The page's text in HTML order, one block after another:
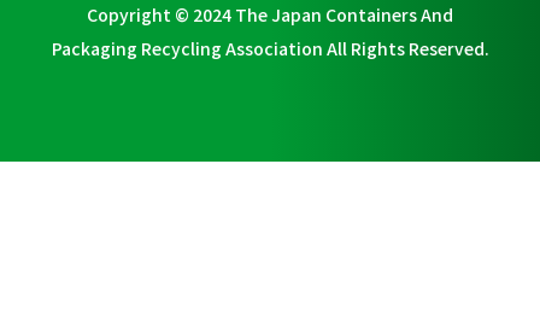
Copyright © 2024 The Japan Containers And
Packaging Recycling Association All Rights Reserved.